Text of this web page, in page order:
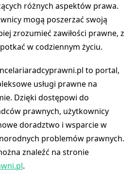
różnych aspektów prawa.
mogą poszerzać swoją
zrozumieć zawiłości prawne, z
w codziennym życiu.
to portal,
usługi prawne na
Dzięki dostępowi do
prawnych, użytkownicy
doradztwo i wsparcie w
problemów prawnych.
znaleźć na stronie
.